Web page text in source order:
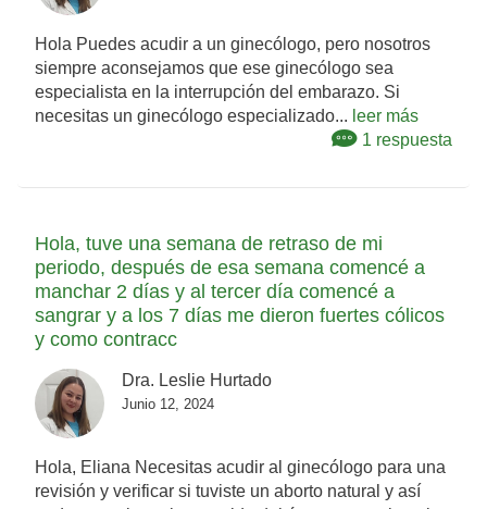
Hola Puedes acudir a un ginecólogo, pero nosotros
siempre aconsejamos que ese ginecólogo sea
especialista en la interrupción del embarazo. Si
necesitas un ginecólogo especializado... leer más
1 respuesta
Hola, tuve una semana de retraso de mi
periodo, después de esa semana comencé a
manchar 2 días y al tercer día comencé a
sangrar y a los 7 días me dieron fuertes cólicos
y como contracc
Dra. Leslie Hurtado
Junio 12, 2024
Hola, Eliana Necesitas acudir al ginecólogo para una
revisión y verificar si tuviste un aborto natural y así